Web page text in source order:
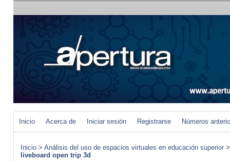
Inicio Acerca de Iniciar sesión Registrarse Números
Inicio > Análisis del uso de espacios virtuales en educación superior
liveboard open trip 3d